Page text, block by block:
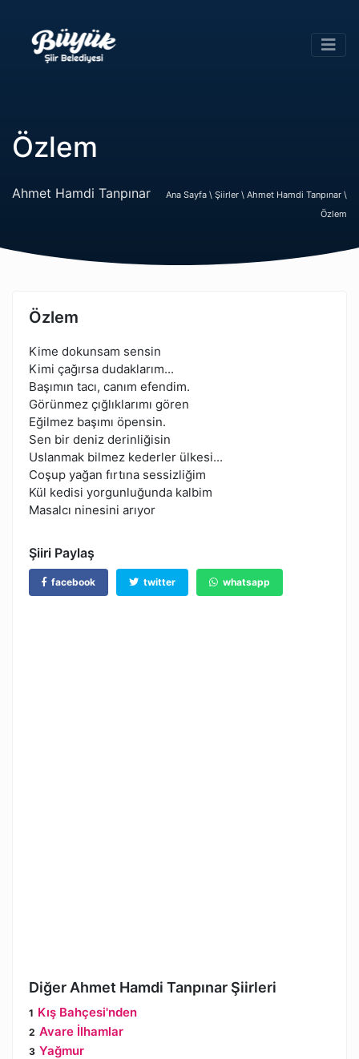
Özlem
Ahmet Hamdi Tanpınar Ana Sayfa \ Şiirler \ Ahmet Hamdi Tanpınar \
Özlem
Özlem
Kime dokunsam sensin
Kimi çağırsa dudaklarım...
Başımın tacı, canım efendim.
Görünmez çığlıklarımı gören
Eğilmez başımı öpensin.
Sen bir deniz derinliğisin
Uslanmak bilmez kederler ülkesi...
Coşup yağan fırtına sessizliğim
Kül kedisi yorgunluğunda kalbim
Masalcı ninesini arıyor
Şiiri Paylaş
facebook twitter whatsapp
Diğer Ahmet Hamdi Tanpınar Şiirleri
Kış Bahçesi'nden
Avare İlhamlar
Yağmur